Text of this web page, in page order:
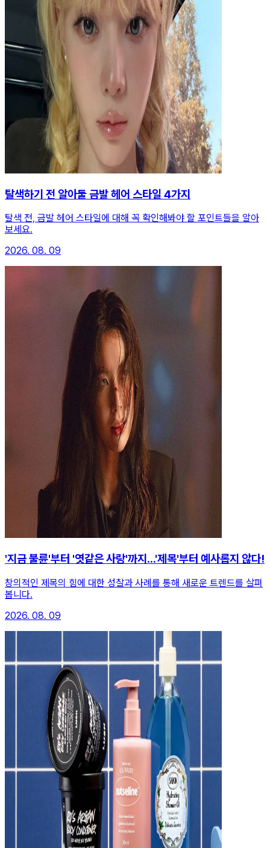
탈색하기 전 알아둘 금발 헤어 스타일 4가지
탈색 전, 금발 헤어 스타일에 대해 꼭 확인해봐야 할 포인트들을 알아
보세요.
2026. 08. 09
'지금 불륜'부터 '엿같은 사랑'까지...'제목'부터 예사롭지 않다!
창의적인 제목의 힘에 대한 성찰과 사례를 통해 새로운 트렌드를 살펴
봅니다.
2026. 08. 09